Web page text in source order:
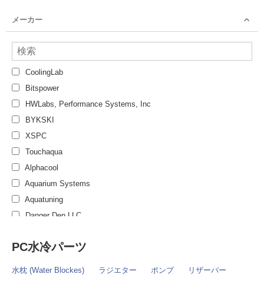
メーカー
CoolingLab
Bitspower
HWLabs, Performance Systems, Inc
BYKSKI
XSPC
Touchaqua
Alphacool
Aquarium Systems
Aquatuning
Danger Den LLC
EK Water Blocks
PC水冷パーツ
水枕 (Water Blockes) ラジエター ポンプ リザーバー